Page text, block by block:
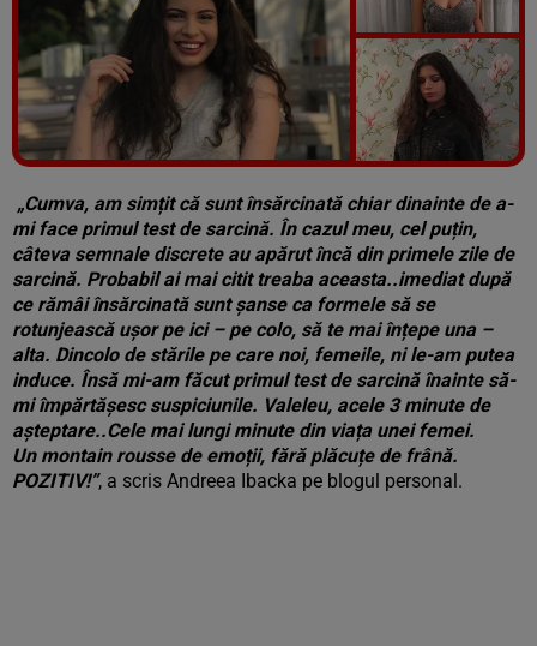
Vezi galeria foto
5 poze
„Cumva, am simțit că sunt însărcinată chiar dinainte de a-
mi face primul test de sarcină. În cazul meu, cel puțin,
câteva semnale discrete au apărut încă din primele zile de
sarcină. Probabil ai mai citit treaba aceasta..imediat după
ce rămâi însărcinată sunt șanse ca formele să se
rotunjească ușor pe ici – pe colo, să te mai înțepe una –
alta. Dincolo de stările pe care noi, femeile, ni le-am putea
induce. Însă mi-am făcut primul test de sarcină înainte să-
mi împărtășesc suspiciunile. Valeleu, acele 3 minute de
așteptare..Cele mai lungi minute din viața unei femei.
Un montain rousse de emoții, fără plăcuțe de frână.
POZITIV!”, a scris Andreea Ibacka pe blogul personal.